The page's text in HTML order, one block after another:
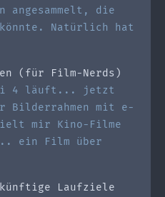
angesammelt, die
Natürlich hat
(für Film-Nerds)
Pi 4 läuft... jetzt
mit e-
mir Kino-Filme
ein Film über
Laufziele